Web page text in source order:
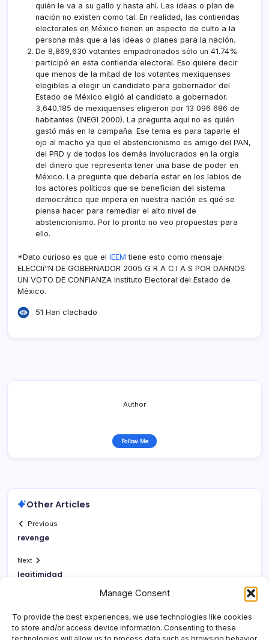
Manage Consent
To provide the best experiences, we use technologies like cookies
to store and/or access device information. Consenting to these
quién le va a su gallo y hasta ahí­. Las ideas o plan de
nación no existen como tal. En realidad, las contiendas
electorales en México tienen un aspecto de culto a la
persona más que a las ideas o planes para la nación.
De 8,869,630 votantes empadronados sólo un 41.74%
participó en esta contienda electoral. Eso quiere decir
que menos de la mitad de los votantes mexiquenses
elegibles a elegir un candidato para gobernador del
Estado de México eligió al candidato a gobernador.
3,640,185 de mexiquenses eligieron por 13 096 686 de
habitantes (INEGI 2000). La pregunta aquí­ no es quién
gastó más en la campaña. Ese tema es para taparle el
ojo al macho ya que el abstencionismo es amigo del PAN,
del PRD y de todos los demás involucrados en la orgí­a
del dinero que representa tener una base de poder en
México. La pregunta que deberí­a estar en los labios de
los actores polí­ticos que se benefician del sistema
democrático que impera en nuestra nación es qué se
piensa hacer para remediar el alto nivel de
abstencionismo. Por lo pronto no veo propuestas para
ello.
*Dato curioso es que el IEEM tiene esto como mensaje:
ELECCIí“N DE GOBERNADOR 2005 G R A C I A S POR DARNOS
UN VOTO DE CONFIANZA Instituto Electoral del Estado de
México.
51 Han clachado
Author
Follow Me
Other Articles
Previous
revenge
Next
legitimidad